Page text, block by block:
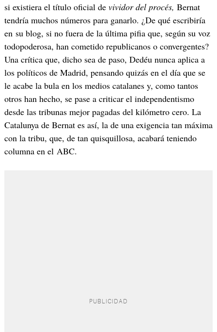
si existiera el título oficial de vividor del procés, Bernat
tendría muchos números para ganarlo. ¿De qué escribiría
en su blog, si no fuera de la última pifia que, según su voz
todopoderosa, han cometido republicanos o convergentes?
Una crítica que, dicho sea de paso, Dedéu nunca aplica a
los políticos de Madrid, pensando quizás en el día que se
le acabe la bula en los medios catalanes y, como tantos
otros han hecho, se pase a criticar el independentismo
desde las tribunas mejor pagadas del kilómetro cero. La
Catalunya de Bernat es así, la de una exigencia tan máxima
con la tribu, que, de tan quisquillosa, acabará teniendo
columna en el ABC.